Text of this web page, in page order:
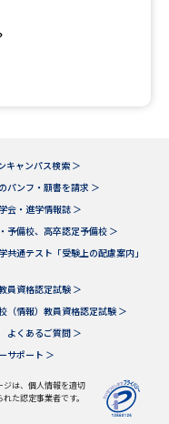
ール全国一斉進学調査
学問検索
キャンパス検索 ＞
パンフ・願書を請求 ＞
会・進学情報誌 ＞
予備校、高卒認定予備校 ＞
共通テスト「受験上の配慮案内」
員資格認定試験 ＞
（情報）教員資格認定試験 ＞
よくあるご質問 ＞
サポート ＞
ジは、個人情報を適切
た認定事業者です。